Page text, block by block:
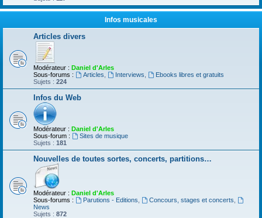
Infos musicales
Articles divers
Modérateur : Daniel d'Arles
Sous-forums :
Articles Interviews
Ebooks libres et gratuits
Sujets : 224
Infos du Web
Modérateur : Daniel d'Arles
Sous-forum :
Sites de musique
Sujets : 181
Nouvelles de toutes sortes, concerts, partitions…
Modérateur : Daniel d'Arles
Sous-forums :
Parutions - Editions Concours, stages et concerts
News
Sujets : 872